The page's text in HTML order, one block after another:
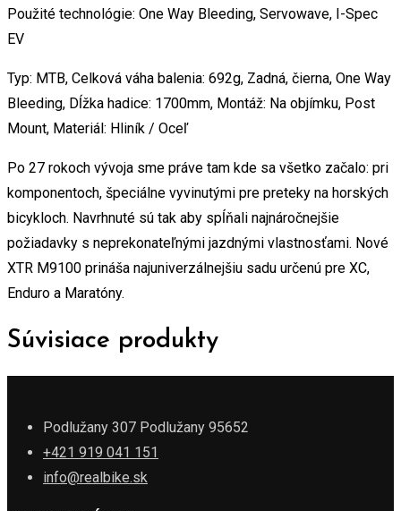
Použité technológie: One Way Bleeding, Servowave, I-Spec
EV
Typ: MTB, Celková váha balenia: 692g, Zadná, čierna, One Way
Bleeding, Dĺžka hadice: 1700mm, Montáž: Na objímku, Post
Mount, Materiál: Hliník / Oceľ
Po 27 rokoch vývoja sme práve tam kde sa všetko začalo: pri
komponentoch, špeciálne vyvinutými pre preteky na horských
bicykloch. Navrhnuté sú tak aby spĺňali najnáročnejšie
požiadavky s neprekonateľnými jazdnými vlastnosťami. Nové
XTR M9100 prináša najuniverzálnejšiu sadu určenú pre XC,
Enduro a Maratóny.
Súvisiace produkty
Podlužany 307 Podlužany 95652
+421 919 041 151
info@realbike.sk